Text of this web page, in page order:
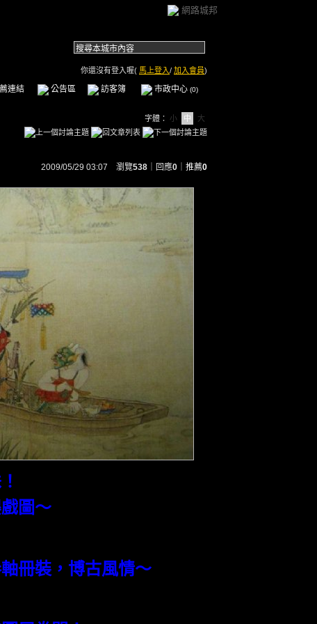
網路城邦
你還沒有登入喔( 馬上登入/ 加入會員)
連結 公告區 訪客簿 市政中心 (0)
字體： 小 中 大
2009/05/29 03:07 瀏覽538 ｜回應0 推薦0
圖～
冊裝，博古風情～